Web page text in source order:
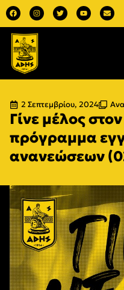
2 Σεπτεμβρίου, 2024
Γίνε μέλος
πρόγραμμα
ανανεώσεων